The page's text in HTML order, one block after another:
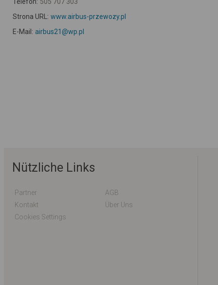
Strona URL: www.airbus-przewozy.pl
E-Mail: airbus21@wp.pl
Nützliche Links
Partner
AGB
Kontakt
Über Uns
Cookies Settings